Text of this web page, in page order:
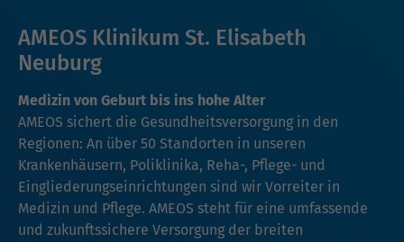
AMEOS Klinikum St. Elisabeth
Neuburg
Medizin von Geburt bis ins hohe Alter
AMEOS sichert die Gesundheitsversorgung in den
Regionen: An über 50 Standorten in unseren
Krankenhäusern, Poliklinika, Reha-, Pflege- und
Eingliederungseinrichtungen sind wir Vorreiter in
Medizin und Pflege. AMEOS steht für eine umfassende
und zukunftssichere Versorgung der breiten